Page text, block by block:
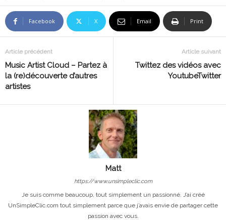
Facebook X Email Print
Article précédent
Music Artist Cloud – Partez à
la (re)découverte d’autres
artistes
Article suivant
Twittez des vidéos avec
YoutubeTwitter
Matt
https://www.unsimpleclic.com
Je suis comme beaucoup, tout simplement un passionné. J’ai créé
UnSimpleClic.com tout simplement parce que j’avais envie de partager cette
passion avec vous.